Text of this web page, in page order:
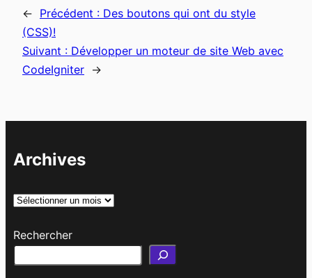
← Précédent : Des boutons qui ont du style
(CSS)!
Suivant : Développer un moteur de site Web avec
CodeIgniter →
Archives
A
c
Rechercher